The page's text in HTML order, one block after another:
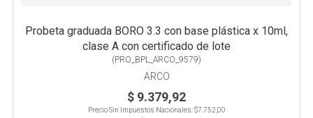
Probeta graduada BORO 3.3 con base plástica x 10ml,
clase A con certificado de lote
(PRO_BPL_ARCO_9579)
ARCO
$ 9.379,92
Precio Sin Impuestos Nacionales:$7.752,00